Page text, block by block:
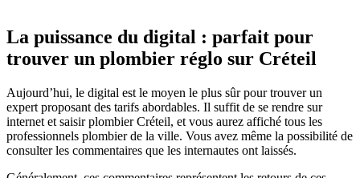
La puissance du digital : parfait pour
trouver un plombier réglo sur Créteil
Aujourd’hui, le digital est le moyen le plus sûr pour trouver un
expert proposant des tarifs abordables. Il suffit de se rendre sur
internet et saisir plombier Créteil, et vous aurez affiché tous les
professionnels plombier de la ville. Vous avez même la possibilité de
consulter les commentaires que les internautes ont laissés.